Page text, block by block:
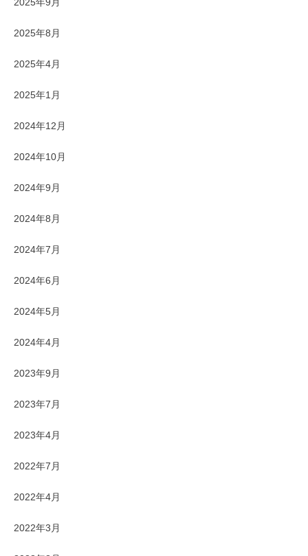
2025年8月
2025年4月
2025年1月
2024年12月
2024年10月
2024年9月
2024年8月
2024年7月
2024年6月
2024年5月
2024年4月
2023年9月
2023年7月
2023年4月
2022年7月
2022年4月
2022年3月